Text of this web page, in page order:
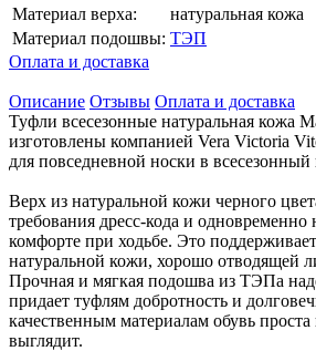
Материал верха:
натуральная кожа
Материал подошвы: ТЭП
Оплата и доставка
Описание Отзывы Оплата и доставка
Туфли всесезонные натуральная кожа
изготовлены компанией Vera Victoria
для повседневной носки в всесезонный
Верх из натуральной кожи черного
требования дресс-кода и одновременно
комфорте при ходьбе. Это
натуральной кожи, хорошо отводящей
Прочная и мягкая подошва из ТЭПа
придает туфлям добротность и
качественным материалам обувь
выглядит.